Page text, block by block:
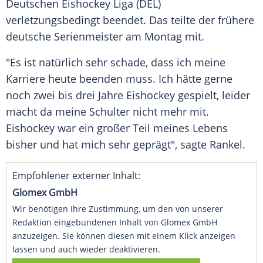
Deutschen Eishockey Liga (DEL)
verletzungsbedingt beendet. Das teilte der frühere
deutsche Serienmeister am Montag mit.
"Es ist natürlich sehr schade, dass ich meine
Karriere heute beenden muss. Ich hätte gerne
noch zwei bis drei Jahre Eishockey gespielt, leider
macht da meine Schulter nicht mehr mit.
Eishockey war ein großer Teil meines Lebens
bisher und hat mich sehr geprägt", sagte Rankel.
Empfohlener externer Inhalt:
Glomex GmbH
Wir benötigen Ihre Zustimmung, um den von unserer
Redaktion eingebundenen Inhalt von Glomex GmbH
anzuzeigen. Sie können diesen mit einem Klick anzeigen
lassen und auch wieder deaktivieren.